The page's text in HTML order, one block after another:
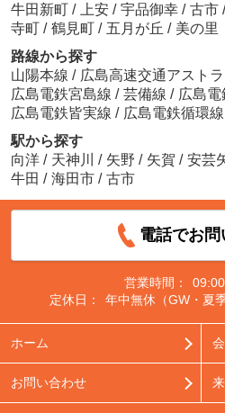
牛田新町 / 上安 / 宇品御幸 / 古市 /
寺町 / 鶴見町 / 五月が丘 / 美の里
路線から探す
山陽本線 / 広島高速交通アスト
広島電鉄宮島線 / 芸備線 / 広島
広島電鉄皆実線 / 広島電鉄循環線
駅から探す
向洋 / 天神川 / 矢野 / 矢賀 / 安芸
牛田 / 海田市 / 古市
電話でお
営業時間：
定休日：
年中無休（GW・夏
ホーム
お問い合わせ